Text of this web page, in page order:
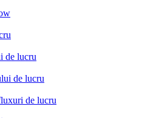
de lucru
de lucru
de lucru